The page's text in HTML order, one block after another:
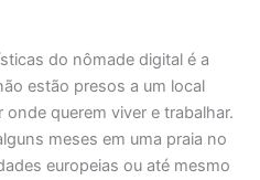
do nômade digital é a
estão presos a um local
querem viver e trabalhar.
meses em uma praia no
europeias ou até mesmo